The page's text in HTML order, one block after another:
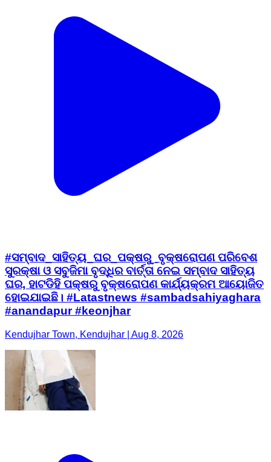
#ସମ୍ବାଦ_ସାହିତ୍ୟ_ଘର_ପକ୍ଷରୁ_ବୃକ୍ଷରୋପଣ ପରିବେଶ
ସୁରକ୍ଷା ଓ ସବୁଜିମା ବୃଦ୍ଧିର ବାର୍ତ୍ତା ନେଇ ସମ୍ବାଦ ସାହିତ୍ୟ
ଘର, ହାଟଡିହି ପକ୍ଷରୁ ବୃକ୍ଷରୋପଣ କାର୍ଯ୍ୟକ୍ରମ ଆୟୋଜିତ
ହୋଇଯାଇଛି। #Latastnews #sambadsahiyaghara
#anandapur #keonjhar
Kendujhar Town, Kendujhar | Aug 8, 2026